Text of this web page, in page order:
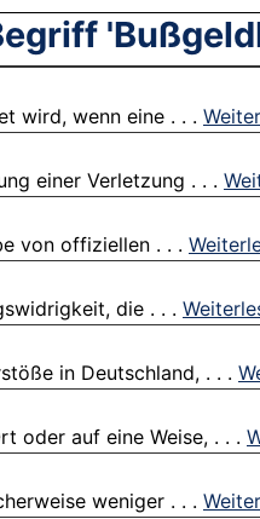
wird, wenn eine . . .
einer Verletzung . . .
von offiziellen . . .
die . . .
in Deutschland, . . .
oder auf eine Weise, . . .
weniger . . .